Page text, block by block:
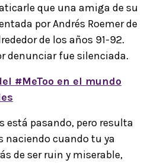
que una amiga de su
por Andrés Roemer de
de los años 91-92.
denunciar fue silenciada.
#MeToo en el mundo
está pasando, pero resulta
naciendo cuando tu ya
de ser ruin y miserable,